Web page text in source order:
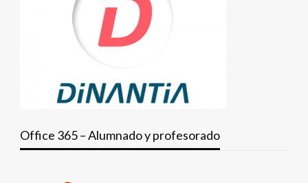
Office 365 – Alumnado y profesorado